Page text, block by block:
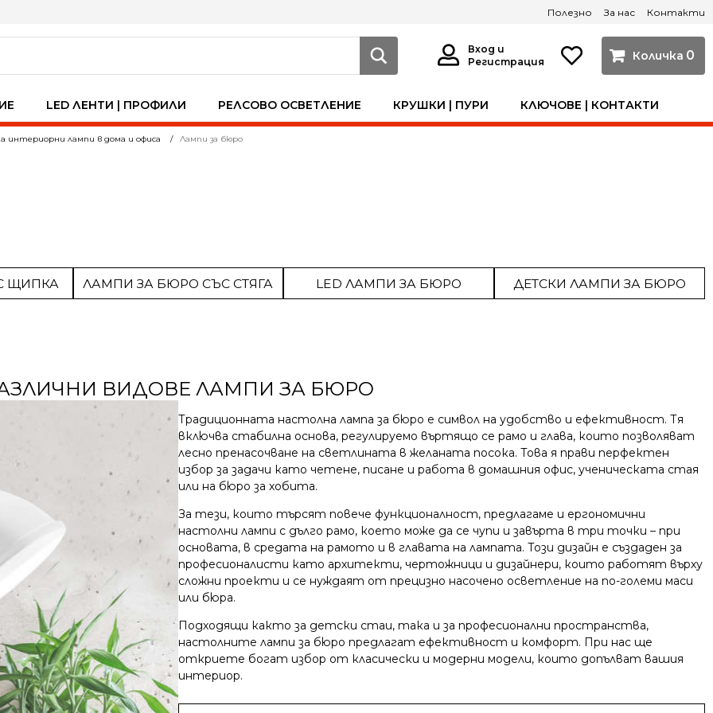
LED ЛЕНТИ | ПРОФИЛИ РЕЛСОВО ОСВЕТЛЕНИЕ КРУШКИ | ПУРИ КЛЮЧОВЕ | КОНТАКТИ
0
Вход и
Регистрация
Полезно За нас Контакти
интериорни лампи в дома и офиса Лампи за бюро
ЩИПКА ЛАМПИ ЗА БЮРО СЪС СТЯГА LED ЛАМПИ ЗА БЮРО ДЕТСКИ ЛАМПИ ЗА БЮРО
ВИДОВЕ ЛАМПИ ЗА БЮРО
Традиционната настолна лампа за бюро е символ на удобство и ефективност. Тя
включва стабилна основа, регулируемо въртящо се рамо и глава, които позволяват
лесно пренасочване на светлината в желаната посока. Това я прави перфектен
избор за задачи като четене, писане и работа в домашния офис, ученическата стая
или на бюро за хобита.
За тези, които търсят повече функционалност, предлагаме и ергономични
настолни лампи с дълго рамо, което може да се чупи и завърта в три точки – при
основата, в средата на рамото и в главата на лампата. Този дизайн е създаден за
професионалисти като архитекти, чертожници и дизайнери, които работят върху
сложни проекти и се нуждаят от прецизно насочено осветление на по-големи маси
или бюра.
Подходящи както за детски стаи, така и за професионални пространства,
настолните лампи за бюро предлагат ефективност и комфорт. При нас ще
откриете богат избор от класически и модерни модели, които допълват вашия
интериор.